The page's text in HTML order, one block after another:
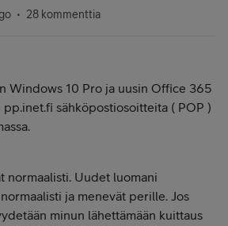
28 kommenttia
Windows 10 Pro ja uusin Office 365
pp.inet.fi sähköpostiosoitteita ( POP )
normaalisti. Uudet luomani
ja menevät perille. Jos
minun lähettämään kuittaus